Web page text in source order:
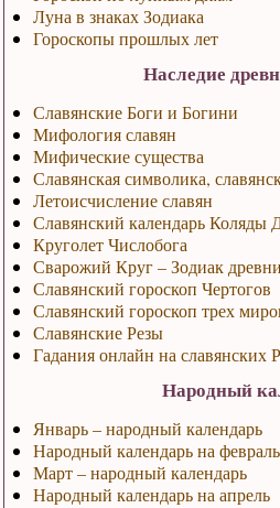
Луна в знаках Зодиака
Гороскопы прошлых лет
Наследие
Славянские Боги и Богини
Мифология славян
Мифические существа
Славянская символика,
Летоисчисление славян
Славянский календарь Коляды
Круголет Числобога
Сварожий Круг – Зодиак
Славянский гороскоп Чертогов
Славянский гороскоп трех
Славянские Резы
Гадания онлайн на славянских
Народный
Январь – народный календарь
Народный календарь на февраль
Март – народный календарь
Народный календарь на апрель